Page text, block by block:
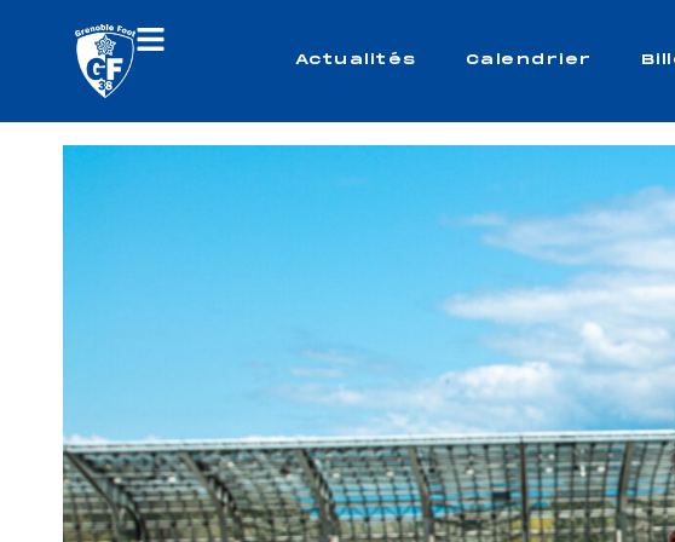
Actualités Calendrier